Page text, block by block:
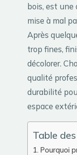
bois, est
mise à mal
Après
trop fines,
décolorer.
qualité
durabilité
espace
Table
Pourquoi